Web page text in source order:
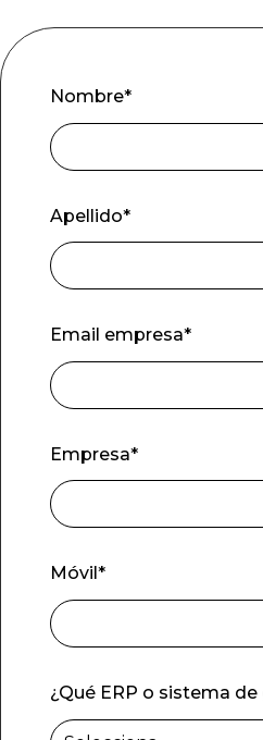
Nombre*
Apellido*
Email empresa*
Empresa*
Móvil *
¿Qué ERP o sistema